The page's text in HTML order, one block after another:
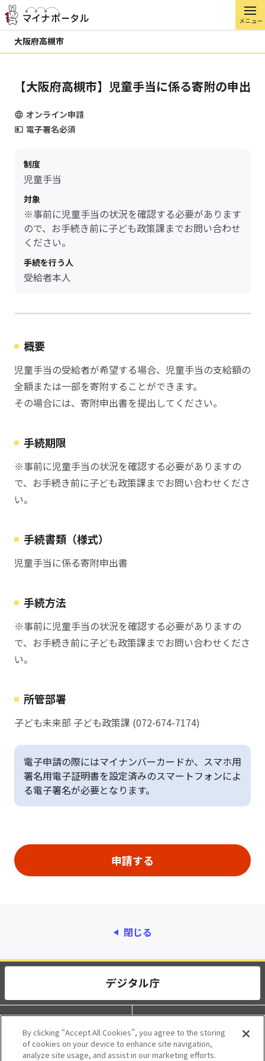
メニュー
大阪府高槻市
【大阪府高槻市】児童手当に係る寄附の申出
オンライン申請
電子署名必須
制度
児童手当
対象
※事前に児童手当の状況を確認する必要があります
ので、お手続き前に子ども政策課までお問い合わせ
ください。
手続を行う人
受給者本人
概要
児童手当の受給者が希望する場合、児童手当の支給額の
全額または一部を寄附することができます。
その場合には、寄附申出書を提出してください。
手続期限
※事前に児童手当の状況を確認する必要がありますの
で、お手続き前に子ども政策課までお問い合わせくださ
い。
手続書類（様式）
児童手当に係る寄附申出書
手続方法
※事前に児童手当の状況を確認する必要がありますの
で、お手続き前に子ども政策課までお問い合わせくださ
い。
所管部署
子ども未来部 子ども政策課 (072-674-7174)
電子申請の際にはマイナンバーカードか、スマホ用
署名用電子証明書を設定済みのスマートフォンによ
る電子署名が必要となります。
閉じる
動作環境 個人情報保護
利用規約 アクセシビリティ
By clicking “Accept All Cookies”, you agree to the storing
of cookies on your device to enhance site navigation,
analyze site usage, and assist in our marketing efforts.